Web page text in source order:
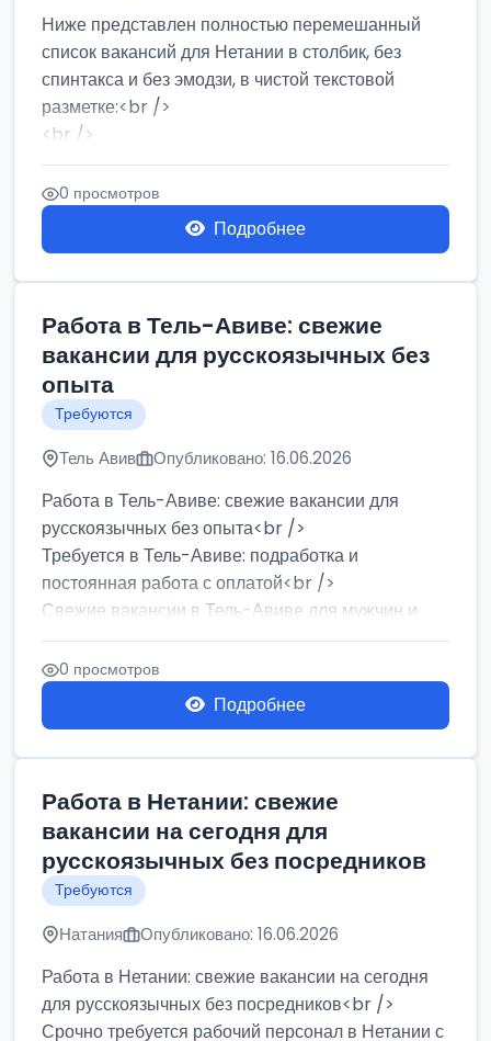
Ниже представлен полностью перемешанный
список вакансий для Нетании в столбик, без
спинтакса и без эмодзи, в чистой текстовой
разметке:<br />
<br />
Работа в Нетании на мебельном производстве:
требу...
0 просмотров
Подробнее
Работа в Тель-Авиве: свежие
вакансии для русскоязычных без
опыта
Требуются
Тель Авив Опубликовано: 16.06.2026
Работа в Тель-Авиве: свежие вакансии для
русскоязычных без опыта<br />
Требуется в Тель-Авиве: подработка и
постоянная работа с оплатой<br />
Свежие вакансии в Тель-Авиве для мужчин и
женщин от хозя...
0 просмотров
Подробнее
Работа в Нетании: свежие
вакансии на сегодня для
русскоязычных без посредников
Требуются
Натания Опубликовано: 16.06.2026
Работа в Нетании: свежие вакансии на сегодня
для русскоязычных без посредников<br />
Срочно требуется рабочий персонал в Нетании с